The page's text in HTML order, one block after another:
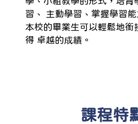
習、 主動學習、掌握學習
本校的畢業生可以輕鬆地銜
得 卓越的成績。
課程特